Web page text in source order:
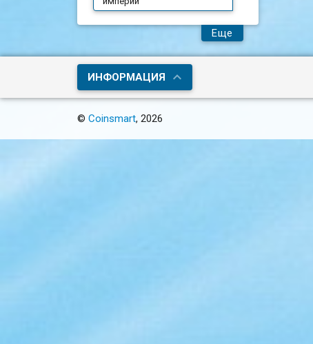
Еще
ИНФОРМАЦИЯ
©Coinsmart, 2026